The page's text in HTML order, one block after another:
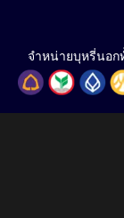
จำหน่ายบุหรี่นอก